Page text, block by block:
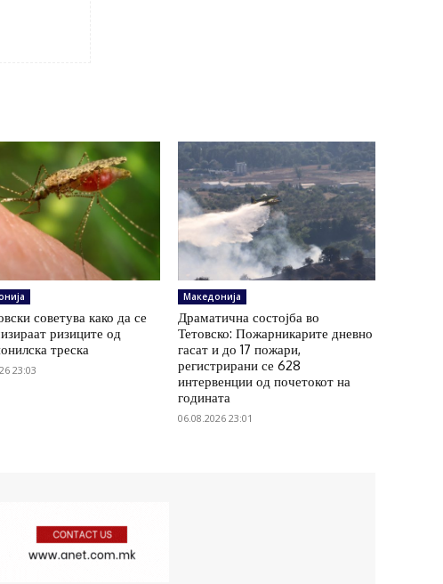
советува како да се
ризиците од
треска
23:03
Македонија
Драматична состојба во
Тетовско: Пожарникарите дневно
гасат и до 17 пожари,
регистрирани се 628
интервенции од почетокот на
годината
06.08.2026 23:01